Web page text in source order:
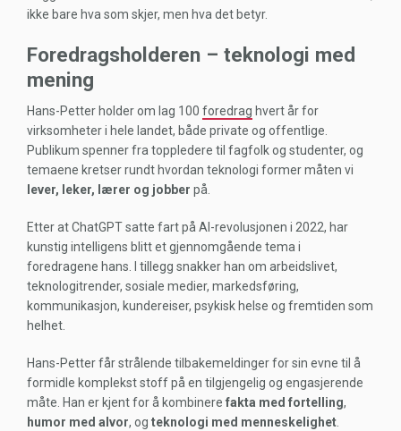
ikke bare hva som skjer, men hva det betyr.
Foredragsholderen – teknologi med
mening
Hans-Petter holder om lag 100 foredrag hvert år for
virksomheter i hele landet, både private og offentlige.
Publikum spenner fra toppledere til fagfolk og studenter, og
temaene kretser rundt hvordan teknologi former måten vi
lever, leker, lærer og jobber på.
Etter at ChatGPT satte fart på AI-revolusjonen i 2022, har
kunstig intelligens blitt et gjennomgående tema i
foredragene hans. I tillegg snakker han om arbeidslivet,
teknologitrender, sosiale medier, markedsføring,
kommunikasjon, kundereiser, psykisk helse og fremtiden som
helhet.
Hans-Petter får strålende tilbakemeldinger for sin evne til å
formidle komplekst stoff på en tilgjengelig og engasjerende
måte. Han er kjent for å kombinere fakta med fortelling,
humor med alvor, og teknologi med menneskelighet